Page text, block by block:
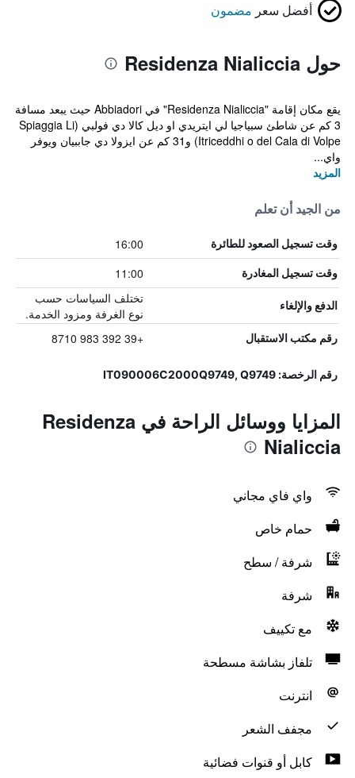
أفضل سعر مضمون
حول Residenza Nialiccia
يقع مكان إقامة "Residenza Nialiccia" في Abbiadori حيث يبعد مسافة
3 كم عن شاطئ سبياجيا لي ايتريدي او ديل كالا دي فولبي (Spiaggia Li
Itriceddhi o del Cala di Volpe) و31 كم عن ايزولا دي جاببيان ويوفر
واي...
المزيد
من الجيد أن تعلم
وقت تسجيل الصعود للطائرة 16:00
وقت تسجيل المغادرة 11:00
الدفع والإلغاء
تختلف السياسات حسب
نوع الغرفة ومزود الخدمة.
رقم مكتب الاستقبال +39 392 983 8710
رقم الرخصة: IT090006C2000Q9749, Q9749
المزايا ووسائل الراحة في Residenza
Nialiccia
واي فاي مجاني
حمام خاص
شرفة / سطح
شرفة
مع تكييف
تلفاز بشاشة مسطحة
انترنت
مجفف الشعر
كابل أو قنوات فضائية